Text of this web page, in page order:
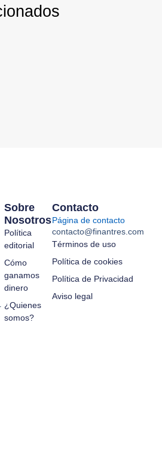
Sobre
Nosotros
Política
editorial
Cómo
ganamos
dinero
¿Quienes
somos?
Contacto
Página de contacto
contacto@finantres.com
Términos de uso
Política de cookies
Política de Privacidad
Aviso legal